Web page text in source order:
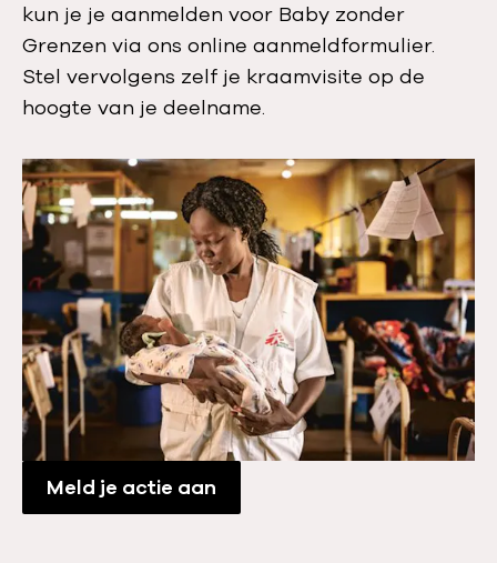
kun je je aanmelden voor Baby zonder
Grenzen via ons online aanmeldformulier.
Stel vervolgens zelf je kraamvisite op de
hoogte van je deelname.
Meld je actie aan